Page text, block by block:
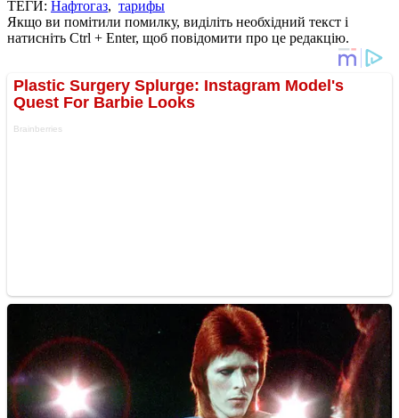
ТЕГИ: Нафтогаз, тарифы
Якщо ви помітили помилку, виділіть необхідний текст і
натисніть Ctrl + Enter, щоб повідомити про це редакцію.